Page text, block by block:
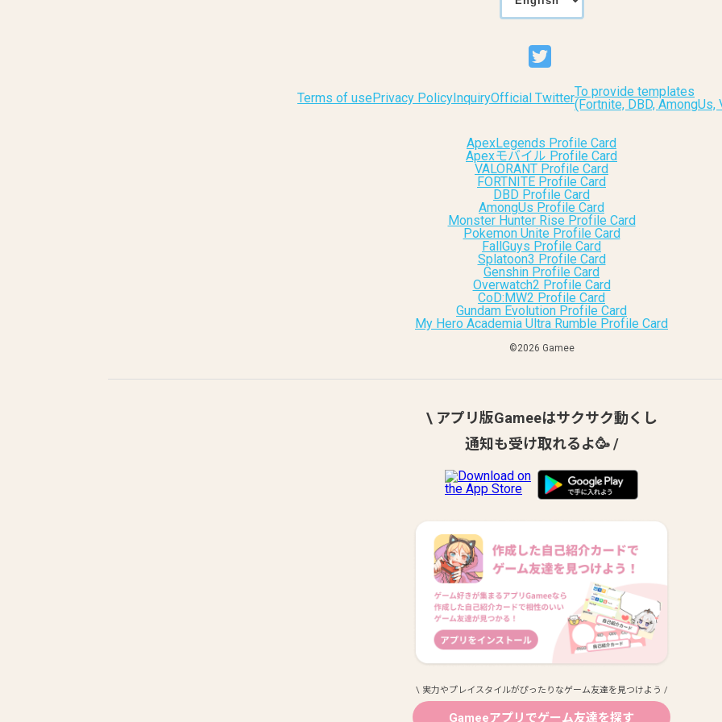
Terms of usePrivacy Policy InquiryOfficial TwitterTo provide templates
(Fortnite, DBD, AmongUs,
ApexLegends Profile Card
Apexモバイル Profile Card
VALORANT Profile Card
FORTNITE Profile Card
DBD Profile Card
AmongUs Profile Card
Monster Hunter Rise Profile Card
Pokemon Unite Profile Card
FallGuys Profile Card
Splatoon3 Profile Card
Genshin Profile Card
Overwatch2 Profile Card
CoD:MW2 Profile Card
Gundam Evolution Profile Card
My Hero Academia Ultra Rumble Profile Card
©︎2026 Gamee
\ アプリ版Gameeはサクサク動くし
通知も受け取れるよ🥳 /
\ 実力やプレイスタイルがぴったりなゲーム友達を見つけよう /
Gameeアプリでゲーム友達を探す